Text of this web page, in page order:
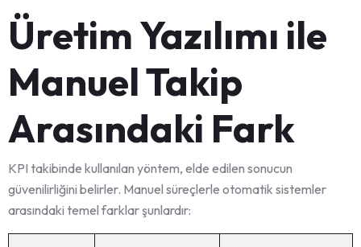
Üretim Yazılımı ile
Manuel Takip
Arasındaki Fark
KPI takibinde kullanılan yöntem, elde edilen sonucun
güvenilirliğini belirler. Manuel süreçlerle otomatik sistemler
arasındaki temel farklar şunlardır: